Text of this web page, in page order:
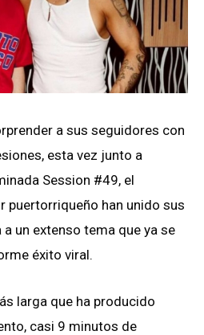
a sus seguidores con
esta vez junto a
Session #49, el
puertorriqueño han unido sus
un extenso tema que ya se
éxito viral.
larga que ha producido
casi 9 minutos de